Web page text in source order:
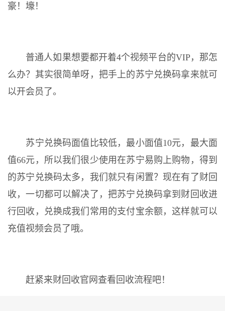
豪！壕！
普通人如果想要都开着4个视频平台的VIP，那怎
么办？其实很简单呀，把手上的苏宁兑换码拿来就可
以开会员了。
苏宁兑换码面值比较低，最小面值10元，最大面
值66元，所以我们很少使用在苏宁易购上购物，得到
的苏宁兑换码太多，我们就只有闲置？现在有了财回
收，一切都可以解决了，把苏宁兑换码拿到财回收进
行回收，兑换成我们常用的支付宝余额，这样就可以
充值视频会员了哦。
赶紧来财回收官网查看回收流程吧！